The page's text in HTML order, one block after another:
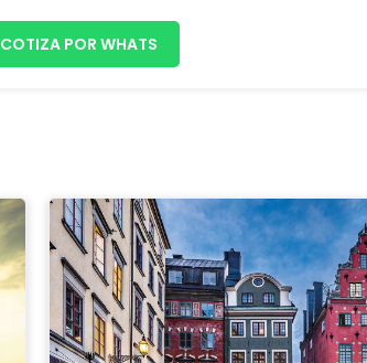
COTIZA POR WHATS